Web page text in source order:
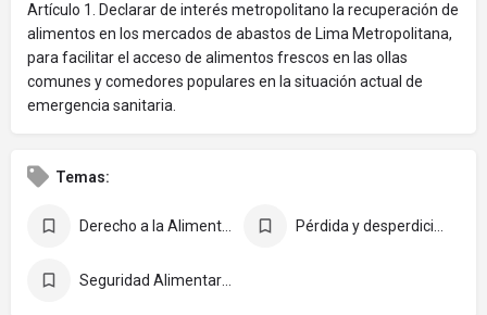
Artículo 1. Declarar de interés metropolitano la recuperación de
alimentos en los mercados de abastos de Lima Metropolitana,
para facilitar el acceso de alimentos frescos en las ollas
comunes y comedores populares en la situación actual de
emergencia sanitaria.
Temas: